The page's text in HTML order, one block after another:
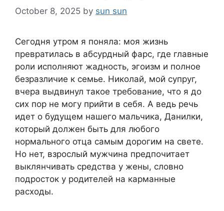
October 8, 2025 by sun sun
Сегодня утром я поняла: моя жизнь
превратилась в абсурдный фарс, где главные
роли исполняют жадность, эгоизм и полное
безразличие к семье. Николай, мой супруг,
вчера выдвинул такое требование, что я до
сих пор не могу прийти в себя. А ведь речь
идет о будущем нашего мальчика, Данилки,
который должен быть для любого
нормального отца самым дорогим на свете.
Но нет, взрослый мужчина предпочитает
выклянчивать средства у жены, словно
подросток у родителей на карманные
расходы.